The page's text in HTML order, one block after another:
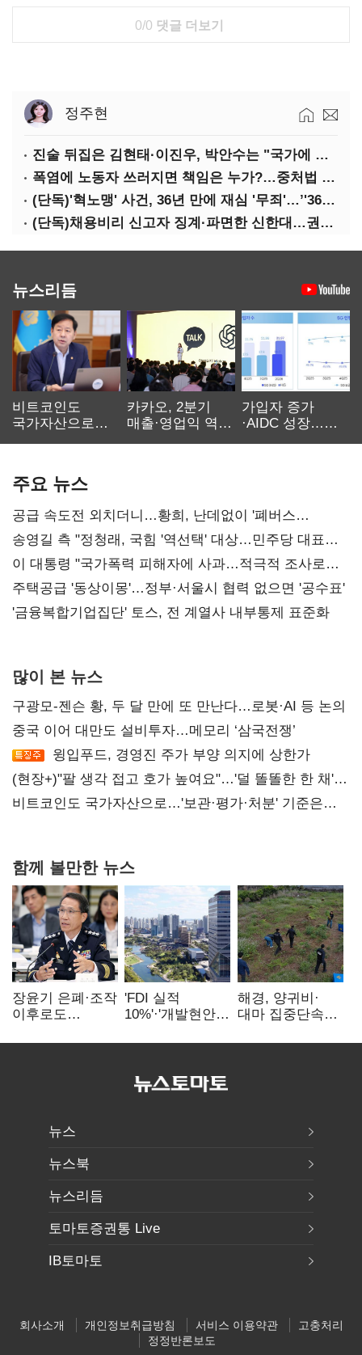
0/0 댓글 더보기
정주현
진술 뒤집은 김현태·이진우, 박안수는 "국가에 헌신"…법정서 드러난 군 수뇌부의 민낯
폭염에 노동자 쓰러지면 책임은 누가?…중처법 처벌될까?
(단독)'혁노맹' 사건, 36년 만에 재심 '무죄'…’'36시간 불법구금·자백강요' 인정
(단독)채용비리 신고자 징계·파면한 신한대…권익위 제동에도 갈등 계속
뉴스리듬
비트코인도
국가자산으로…'
카카오, 2분기
매출·영업익 역대
가입자 증가
·AIDC 성장…
주요 뉴스
공급 속도전 외치더니…황희, 난데없이 '폐버스
리모델링' 제안
송영길 측 "정청래, 국힘 '역선택' 대상…민주당 대표로
총선 지휘 못해"
이 대통령 "국가폭력 피해자에 사과…적극적 조사로
진실 밝혀야"
주택공급 '동상이몽'…정부·서울시 협력 없으면 '공수표'
'금융복합기업집단' 토스, 전 계열사 내부통제 표준화
많이 본 뉴스
구광모-젠슨 황, 두 달 만에 또 만난다…로봇·AI 등 논의
중국 이어 대만도 설비투자…메모리 ‘삼국전쟁’
윙입푸드, 경영진 주가 부양 의지에 상한가
(현장+)"팔 생각 접고 호가 높여요"…'덜 똘똘한 한 채'
20억 키맞추기
비트코인도 국가자산으로…'보관·평가·처분' 기준은
함께 볼만한 뉴스
장윤기 은폐·조작
이후로도
내부비위…경찰
'FDI 실적
10%'·'개발현안
인천경제청장
해경, 양귀비·
대마 집중단속…
249명 검거
뉴스
뉴스북
뉴스리듬
토마토증권통 Live
IB토마토
회사소개 개인정보취급방침 서비스 이용약관
고충처리
정정반론보도